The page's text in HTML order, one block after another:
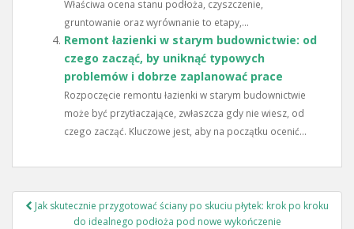
Właściwa ocena stanu podłoża, czyszczenie,
gruntowanie oraz wyrównanie to etapy,...
Remont łazienki w starym budownictwie: od
czego zacząć, by uniknąć typowych
problemów i dobrze zaplanować prace
Rozpoczęcie remontu łazienki w starym budownictwie
może być przytłaczające, zwłaszcza gdy nie wiesz, od
czego zacząć. Kluczowe jest, aby na początku ocenić...
Nawigacja
Jak skutecznie przygotować ściany po skuciu płytek: krok po kroku
do idealnego podłoża pod nowe wykończenie